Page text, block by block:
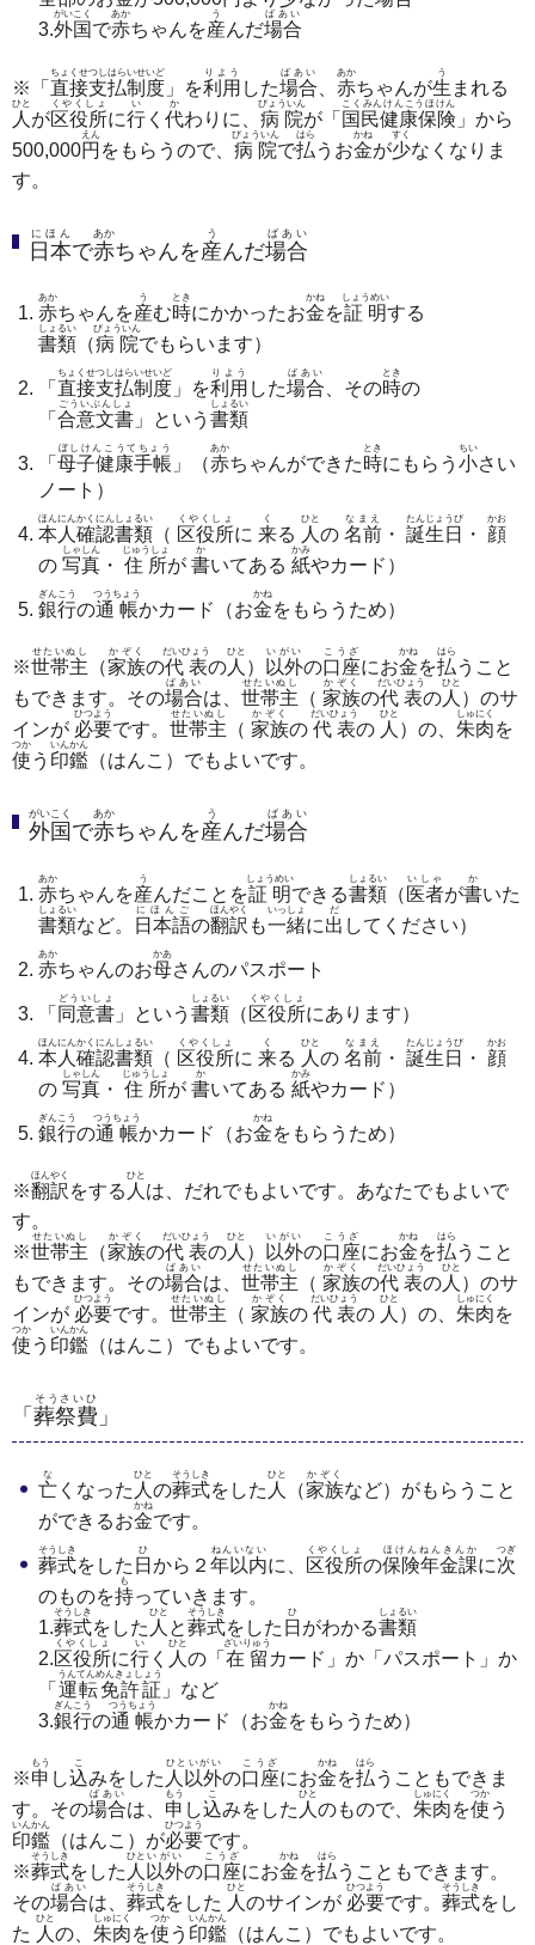
3.外国
がいこく
で赤
あか
ちゃんを産
う
んだ場合
ばあい
※「 直接支払制度
ちょくせつしはらいせいど
」を利用
りよう
した場合
ばあい
赤
あか
ちゃんが生
う
まれる
人
ひと
が区役所
くやくしょ
に行
い
く 代
か
わりに、 病院
びょういん
が「 国民健康保険
こくみんけんこうほけん
」から
500,000円
えん
をもらうので、 病院
びょういん
で払
はら
うお金
かね
が少
すく
なくなりま
す。
日本
にほん
で赤
あか
ちゃんを産
う
んだ場合
ばあい
赤
あか
ちゃんを産
う
む時
とき
にかかったお金
かね
を証明
しょうめい
する
書類
しょるい
（病院
びょういん
でもらいます）
「 直接支払制度
ちょくせつしはらいせいど
」を利用
りよう
した場合
ばあい
、その時
とき
の
「 合意文書
ごういぶんしょ
」という 書類
しょるい
「 母子健康手帳
ぼしけんこうてちょう
」（赤
あか
ちゃんができた時
とき
にもらう 小
ちい
さい
ノート）
本人確認書類
ほんにんかくにんしょるい
（ 区役所
くやくしょ
に 来
く
る 人
ひと
の 名前
なまえ
・ 誕生日
たんじょうび
・ 顔
かお
の 写真
しゃしん
・ 住所
じゅうしょ
が 書
か
いてある 紙
かみ
やカード）
銀行
ぎんこう
の通帳
つうちょう
かカード（お金
かね
をもらうため）
※世帯主
せたいぬし
（家族
かぞく
の代表
だいひょう
の人
ひと
） 以外
いがい
の口座
こうざ
にお金
かね
を払
はら
うこと
もできます。その場合
ばあい
は、 世帯主
せたいぬし
（ 家族
かぞく
の代表
だいひょう
の人
ひと
）のサ
インが 必要
ひつよう
です。 世帯主
せたいぬし
（ 家族
かぞく
の 代表
だいひょう
の 人
ひと
）の、 朱肉
しゅにく
を
使
つか
う 印鑑
いんかん
（はんこ）でもよいです。
外国
がいこく
で赤
あか
ちゃんを産
う
んだ場合
ばあい
赤
あか
ちゃんを産
う
んだことを証明
しょうめい
できる書類
しょるい
（ 医者
いしゃ
が書
か
いた
書類
しょるい
など。 日本語
にほんご
の翻訳
ほんやく
も一緒
いっしょ
に出
だ
してください）
赤
あか
ちゃんのお母
かあ
さんのパスポート
「 同意書
どういしょ
」という 書類
しょるい
（ 区役所
くやくしょ
にあります）
本人確認書類
ほんにんかくにんしょるい
（ 区役所
くやくしょ
に 来
く
る 人
ひと
の 名前
なまえ
・ 誕生日
たんじょうび
・ 顔
かお
の 写真
しゃしん
・ 住所
じゅうしょ
が 書
か
いてある 紙
かみ
やカード）
銀行
ぎんこう
の通帳
つうちょう
かカード（お金
かね
をもらうため）
※翻訳
ほんやく
をする 人
ひと
は、だれでもよいです。あなたでもよいで
す。
※世帯主
せたいぬし
（家族
かぞく
の代表
だいひょう
の人
ひと
） 以外
いがい
の口座
こうざ
にお金
かね
を払
はら
うこと
もできます。その場合
ばあい
は、 世帯主
せたいぬし
（ 家族
かぞく
の代表
だいひょう
の人
ひと
）のサ
インが 必要
ひつよう
です。 世帯主
せたいぬし
（ 家族
かぞく
の 代表
だいひょう
の 人
ひと
）の、 朱肉
しゅにく
を
使
つか
う 印鑑
いんかん
（はんこ）でもよいです。
「 葬祭費
そうさいひ
」
亡
な
くなった 人
ひと
の葬式
そうしき
をした 人
ひと
（家族
かぞく
など）がもらうこと
ができるお金
かね
です。
葬式
そうしき
をした 日
ひ
から２ 年以内
ねんいない
に、 区役所
くやくしょ
の保険年金課
ほけんねんきんか
に次
つぎ
のものを持
も
っていきます。
1.葬式
そうしき
をした 人
ひと
と葬式
そうしき
をした 日
ひ
がわかる書類
しょるい
2.区役所
くやくしょ
に行
い
く 人
ひと
の「 在留
ざいりゅう
カード」か「パスポート」か
「 運転免許証
うんてんめんきょしょう
」など
3.銀行
ぎんこう
の通帳
つうちょう
かカード（お金
かね
をもらうため）
※申
もう
し込
こ
みをした 人以外
ひといがい
の口座
こうざ
にお金
かね
を払
はら
うこともできま
す。その場合
ばあい
は、 申
もう
し込
こ
みをした 人
ひと
のもので、 朱肉
しゅにく
を使
つか
う
印鑑
いんかん
（はんこ）が必要
ひつよう
です。
※葬式
そうしき
をした 人
ひと
以外
いがい
の口座
こうざ
にお金
かね
を払
はら
うこともできます。
その場合
ばあい
は、 葬式
そうしき
をした 人
ひと
のサインが 必要
ひつよう
です。 葬式
そうしき
をし
た 人
ひと
の、 朱肉
しゅにく
を使
つか
う 印鑑
いんかん
（はんこ）でもよいです。